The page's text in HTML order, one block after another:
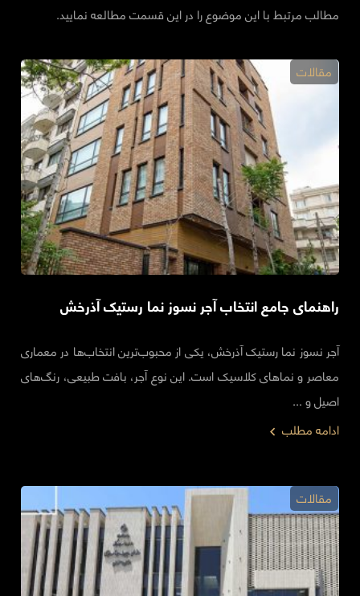
مطالب مرتبط با این موضوع را در این قسمت مطالعه نمایید.
راهنمای جامع‌ انتخاب آجر نسوز نما رستیک آذرخش
آجر نسوز نما رستیک آذرخش، یکی از محبوب‌ترین انتخاب‌ها در معماری
معاصر و نماهای کلاسیک است. این نوع آجر، بافت طبیعی، رنگ‌های
اصیل و ...
مقالات
ادامه مطلب
مقالات